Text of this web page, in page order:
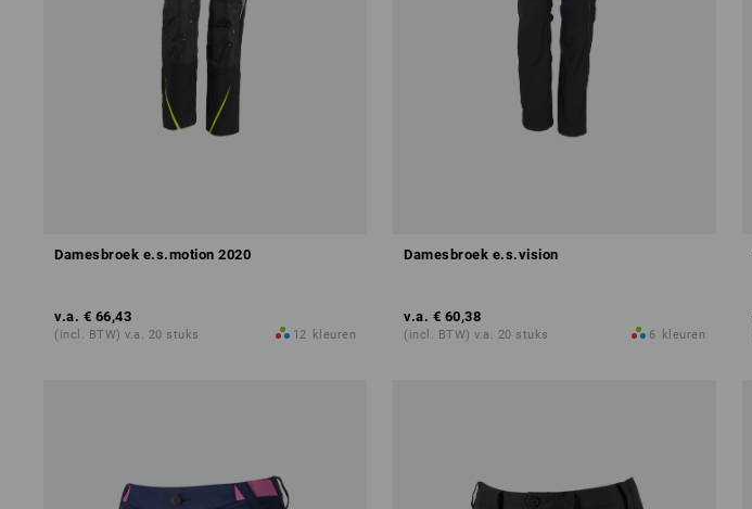
Damesbroek e.s.motion 2020
v.a. € 66,43
(incl. BTW) v.a. 20 stuks 12 kleuren
Damesbroek e.s.vision
v.a. € 60,38
(incl. BTW) v.a. 20 stuks 6 kleuren